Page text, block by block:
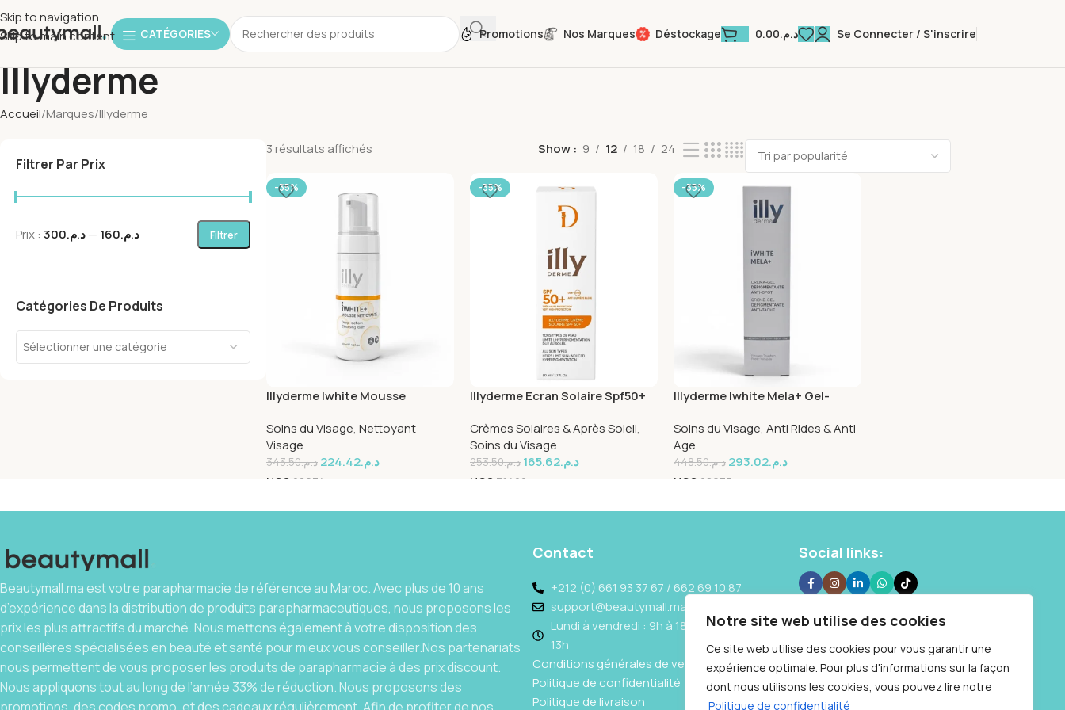
Notre site web utilise des cookies
Ce site web utilise des cookies pour vous garantir une
expérience optimale. Pour plus d'informations sur la façon
dont nous utilisons les cookies, vous pouvez lire notre
Politique de confidentialité
Skip to navigation
Skip to main content
CATÉGORIES Promotions Nos Marques Déstockage د.م.0.00 Se Connecter / S'inscrire
Illyderme
Accueil Marques Illyderme
Filtrer Par Prix
Filtrer
Prix : د.م.160 —د.م.300
Catégories De Produits
Sélectionner une catégorie
3 résultats affichés Show 9 12 18 24
-35%
Illyderme Iwhite Mousse
Soins du Visage, Nettoyant
Visage
د.م.343.50 د.م.224.42
UGS 28674
-35%
Illyderme Ecran Solaire Spf50+
Crèmes Solaires & Après Soleil,
Soins du Visage
د.م.253.50 د.م.165.62
UGS 31420
-35%
Illyderme Iwhite Mela+ Gel-
Soins du Visage, Anti Rides & Anti
Age
د.م.448.50 د.م.293.02
UGS 28673
Beautymall.ma est votre parapharmacie de référence au Maroc. Avec plus de 10 ans
d’expérience dans la distribution de produits parapharmaceutiques, nous proposons les
prix les plus attractifs du marché. Nous mettons également à votre disposition des
conseillères spécialisées en beauté et santé pour mieux vous conseiller.Nos partenariats
nous permettent de vous proposer les produits de parapharmacie à des prix discount.
Nous appliquons tout au long de l’année 33% de réduction. Nous proposons des
Contact
+212 (0) 661 93 37 67 / 662 69 10 87
support@beautymall.ma
Lundi à vendredi : 9h à 18h - Samedi : 9h à
13h
Conditions générales de vente
Politique de confidentialité
Politique de livraison
Social links: